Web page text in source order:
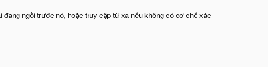
ngồi trước nó, hoặc truy cập từ xa nếu không có cơ chế xác